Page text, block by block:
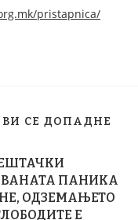
pristapnica/
СЕ ДОПАДНЕ
ПАНИКА
ОДЗЕМАЊЕТО
Е